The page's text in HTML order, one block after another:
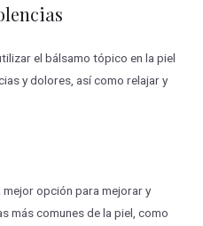
el bálsamo tópico en la piel
y dolores, así como relajar y
mejor opción para mejorar y
más comunes de la piel, como